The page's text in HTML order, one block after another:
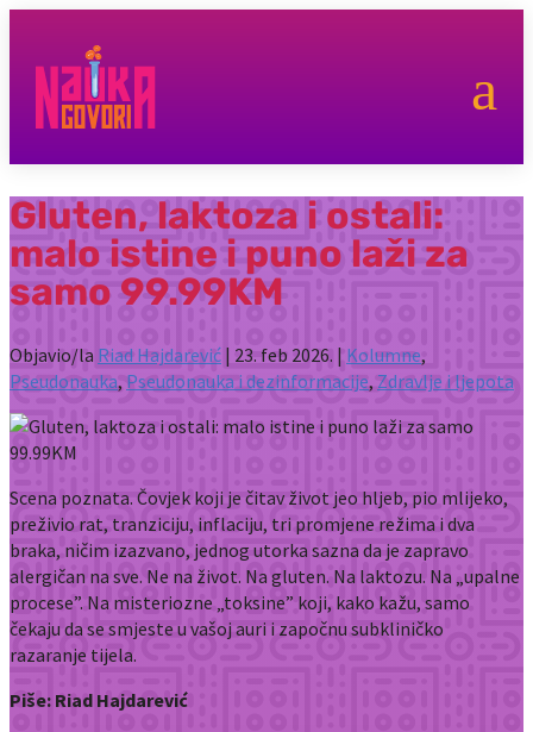
a
Gluten, laktoza i ostali:
malo istine i puno laži za
samo 99.99KM
Objavio/la Riad Hajdarević | 23. feb 2026. | Kolumne,
Pseudonauka, Pseudonauka i dezinformacije, Zdravlje i ljepota
Scena poznata. Čovjek koji je čitav život jeo hljeb, pio mlijeko,
preživio rat, tranziciju, inflaciju, tri promjene režima i dva
braka, ničim izazvano, jednog utorka sazna da je zapravo
alergičan na sve. Ne na život. Na gluten. Na laktozu. Na „upalne
procese”. Na misteriozne „toksine” koji, kako kažu, samo
čekaju da se smjeste u vašoj auri i započnu subkliničko
razaranje tijela.
Piše: Riad Hajdarević